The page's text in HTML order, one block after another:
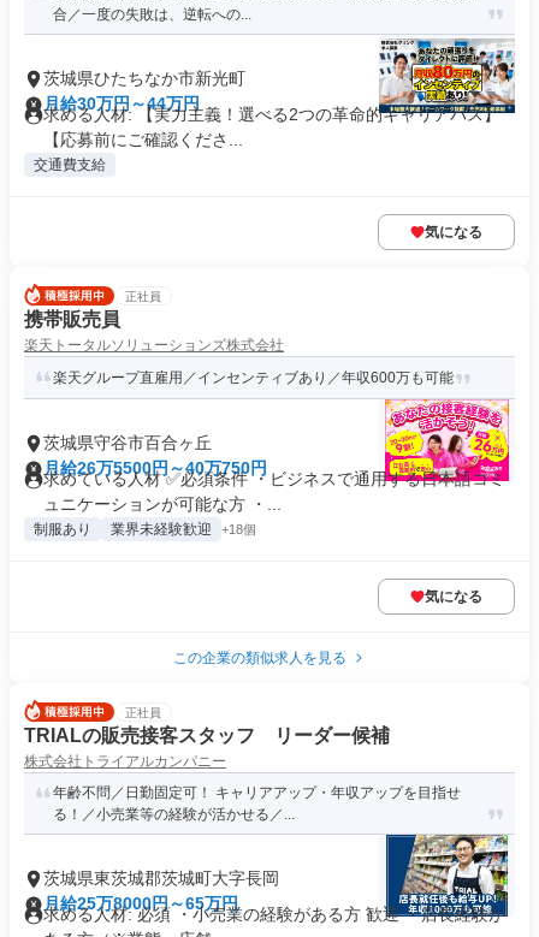
合／一度の失敗は、逆転への...
茨城県ひたちなか市新光町
月給30万円～44万円
求める人材: 【実力主義！選べる2つの革命的キャリアパス】
【応募前にご確認くださ...
交通費支給
気になる
正社員
携帯販売員
楽天トータルソリューションズ株式会社
楽天グループ直雇用／インセンティブあり／年収600万も可能
茨城県守谷市百合ヶ丘
月給26万5500円～40万750円
求めている人材 ✅必須条件 ・ビジネスで通用する日本語コミ
ュニケーションが可能な方 ・...
制服あり 業界未経験歓迎 +18個
気になる
この企業の類似求人を見る
正社員
TRIALの販売接客スタッフ リーダー候補
株式会社トライアルカンパニー
年齢不問／日勤固定可！ キャリアアップ・年収アップを目指せ
る！／小売業等の経験が活かせる／...
茨城県東茨城郡茨城町大字長岡
月給25万8000円～65万円
求める人材: 必須 ・小売業の経験がある方 歓迎 ・店長経験が